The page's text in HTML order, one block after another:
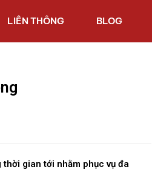
LIÊN THÔNG BLOG
gian tới nhằm phục vụ đa